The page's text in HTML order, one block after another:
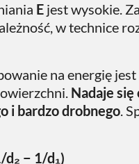
E jest wysokie.
w technice
na energię jest
Nadaje się
i bardzo drobnego.
d₂ − 1/d₁)